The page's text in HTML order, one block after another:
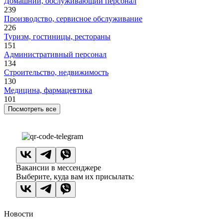
239
Производство, сервисное обслуживание
226
Туризм, гостиницы, рестораны
151
Административный персонал
134
Строительство, недвижимость
130
Медицина, фармацевтика
101
Посмотреть все
Вакансии в мессенджере
Выберите, куда вам их присылать:
Новости